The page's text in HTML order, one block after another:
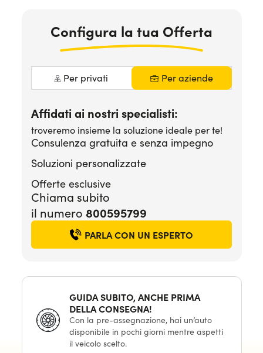
Configura la tua Offerta
Per privati Per aziende
Affidati ai nostri specialisti:
troveremo insieme la soluzione ideale per te!
Consulenza gratuita e senza impegno
Soluzioni personalizzate
Offerte esclusive
Chiama subito
il numero 800595799
PARLA CON UN ESPERTO
GUIDA SUBITO, ANCHE PRIMA
DELLA CONSEGNA!
Con la pre-assegnazione, hai un’auto
disponibile in pochi giorni mentre aspetti
il veicolo scelto.